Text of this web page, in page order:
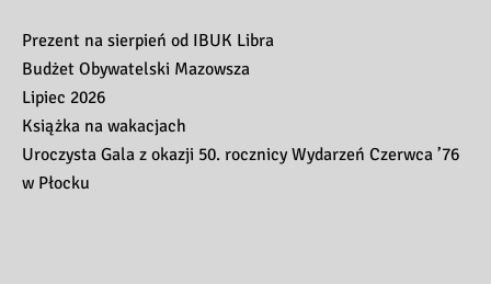
Prezent na sierpień od IBUK Libra
Budżet Obywatelski Mazowsza
Lipiec 2026
Książka na wakacjach
Uroczysta Gala z okazji 50. rocznicy Wydarzeń Czerwca ’76
w Płocku